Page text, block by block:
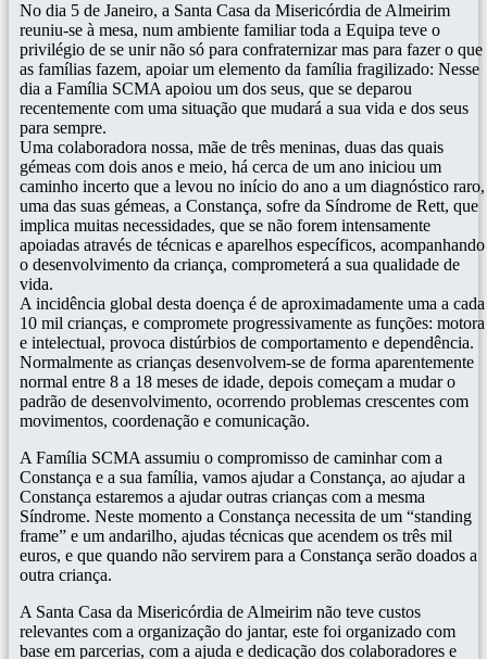
No dia 5 de Janeiro, a Santa Casa da Misericórdia de Almeirim
reuniu-se à mesa, num ambiente familiar toda a Equipa teve o
privilégio de se unir não só para confraternizar mas para fazer o que
as famílias fazem, apoiar um elemento da família fragilizado: Nesse
dia a Família SCMA apoiou um dos seus, que se deparou
recentemente com uma situação que mudará a sua vida e dos seus
para sempre.
Uma colaboradora nossa, mãe de três meninas, duas das quais
gémeas com dois anos e meio, há cerca de um ano iniciou um
caminho incerto que a levou no início do ano a um diagnóstico raro,
uma das suas gémeas, a Constança, sofre da Síndrome de Rett, que
implica muitas necessidades, que se não forem intensamente
apoiadas através de técnicas e aparelhos específicos, acompanhando
o desenvolvimento da criança, comprometerá a sua qualidade de
vida.
A incidência global desta doença é de aproximadamente uma a cada
10 mil crianças, e compromete progressivamente as funções: motora
e intelectual, provoca distúrbios de comportamento e dependência.
Normalmente as crianças desenvolvem-se de forma aparentemente
normal entre 8 a 18 meses de idade, depois começam a mudar o
padrão de desenvolvimento, ocorrendo problemas crescentes com
movimentos, coordenação e comunicação.
A Família SCMA assumiu o compromisso de caminhar com a
Constança e a sua família, vamos ajudar a Constança, ao ajudar a
Constança estaremos a ajudar outras crianças com a mesma
Síndrome. Neste momento a Constança necessita de um “standing
frame” e um andarilho, ajudas técnicas que acendem os três mil
euros, e que quando não servirem para a Constança serão doados a
outra criança.
A Santa Casa da Misericórdia de Almeirim não teve custos
relevantes com a organização do jantar, este foi organizado com
base em parcerias, com a ajuda e dedicação dos colaboradores e